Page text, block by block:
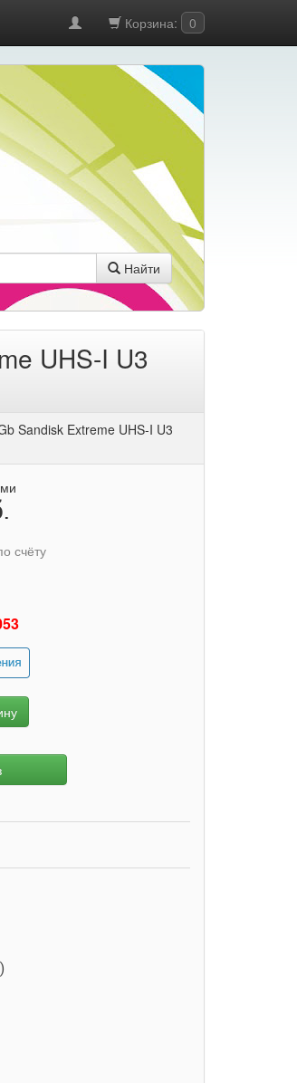
Корзина: 0
Найти
UHS-I U3
Sandisk Extreme UHS-I U3
счёту